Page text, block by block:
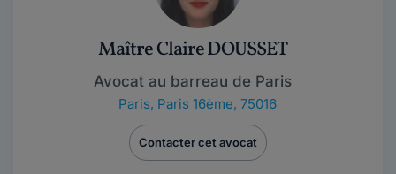
Maître Claire DOUSSET
Avocat au barreau de Paris
Paris, Paris 16ème, 75016
Contacter cet avocat